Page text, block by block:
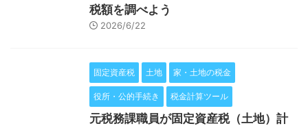
税額を調べよう
2026/6/22
固定資産税 土地 家・土地の税金
役所・公的手続き 税金計算ツール
元税務課職員が固定資産税（土地）計